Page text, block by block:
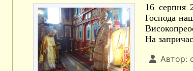
16 серпня
Господа
На
Автор: